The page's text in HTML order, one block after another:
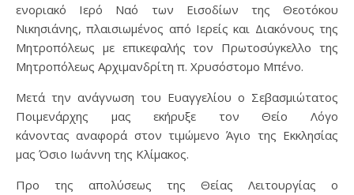
ενοριακό Ιερό Ναό των Εισοδίων της Θεοτόκου
Νικησιάνης, πλαισιωμένος από Ιερείς και Διακόνους της
Μητροπόλεως με επικεφαλής τον Πρωτοσύγκελλο της
Μητροπόλεως Αρχιμανδρίτη π. Χρυσόστομο Μπένο.
Μετά την ανάγνωση του Ευαγγελίου ο Σεβασμιώτατος
Ποιμενάρχης μας εκήρυξε τον Θείο Λόγο
κάνοντας αναφορά στον τιμώμενο Άγιο της Εκκλησίας
μας Όσιο Ιωάννη της Κλίμακος.
Προ της απολύσεως της Θείας Λειτουργίας ο